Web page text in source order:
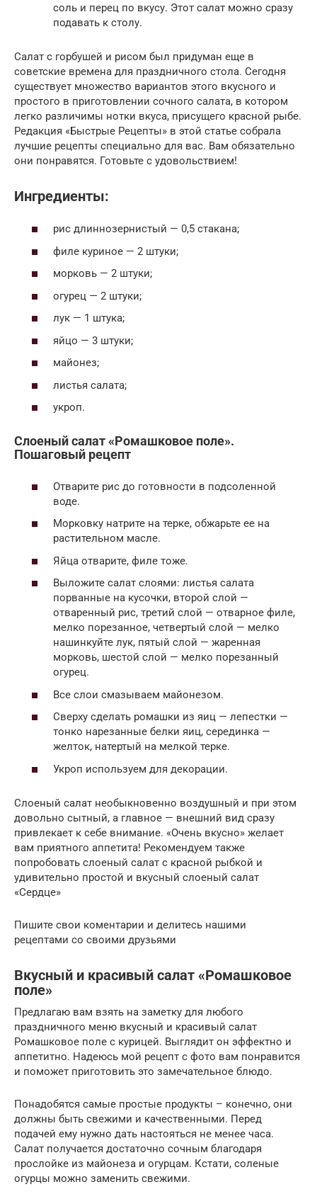
соль и перец по вкусу. Этот салат можно сразу
подавать к столу.
Салат с горбушей и рисом был придуман еще в
советские времена для праздничного стола. Сегодня
существует множество вариантов этого вкусного и
простого в приготовлении сочного салата, в котором
легко различимы нотки вкуса, присущего красной рыбе.
Редакция «Быстрые Рецепты» в этой статье собрала
лучшие рецепты специально для вас. Вам обязательно
они понравятся. Готовьте с удовольствием!
Ингредиенты:
рис длиннозернистый — 0,5 стакана;
филе куриное — 2 штуки;
морковь — 2 штуки;
огурец — 2 штуки;
лук — 1 штука;
яйцо — 3 штуки;
майонез;
листья салата;
укроп.
Слоеный салат «Ромашковое поле».
Пошаговый рецепт
Отварите рис до готовности в подсоленной
воде.
Морковку натрите на терке, обжарьте ее на
растительном масле.
Яйца отварите, филе тоже.
Выложите салат слоями: листья салата
порванные на кусочки, второй слой —
отваренный рис, третий слой — отварное филе,
мелко порезанное, четвертый слой — мелко
нашинкуйте лук, пятый слой — жаренная
морковь, шестой слой — мелко порезанный
огурец.
Все слои смазываем майонезом.
Сверху сделать ромашки из яиц — лепестки —
тонко нарезанные белки яиц, серединка —
желток, натертый на мелкой терке.
Укроп используем для декорации.
Слоеный салат необыкновенно воздушный и при этом
довольно сытный, а главное — внешний вид сразу
привлекает к себе внимание. «Очень вкусно» желает
вам приятного аппетита! Рекомендуем также
попробовать слоеный салат с красной рыбкой и
удивительно простой и вкусный слоеный салат
«Сердце»
Пишите свои коментарии и делитесь нашими
рецептами со своими друзьями
Вкусный и красивый салат «Ромашковое
поле»
Предлагаю вам взять на заметку для любого
праздничного меню вкусный и красивый салат
Ромашковое поле с курицей. Выглядит он эффектно и
аппетитно. Надеюсь мой рецепт с фото вам понравится
и поможет приготовить это замечательное блюдо.
Понадобятся самые простые продукты – конечно, они
должны быть свежими и качественными. Перед
подачей ему нужно дать настояться не менее часа.
Салат получается достаточно сочным благодаря
прослойке из майонеза и огурцам. Кстати, соленые
огурцы можно заменить свежими.